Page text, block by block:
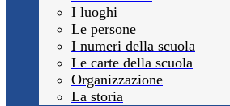
I luoghi
Le persone
I numeri della scuola
Le carte della scuola
Organizzazione
La storia